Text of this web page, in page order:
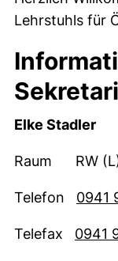
Lehrstuhls für
Elke Stadler
Raum RW
Telefon 0941
Telefax 0941